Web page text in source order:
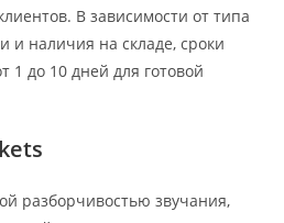
В зависимости от типа
и наличия на складе, сроки
1 до 10 дней для готовой
разборчивостью звучания,